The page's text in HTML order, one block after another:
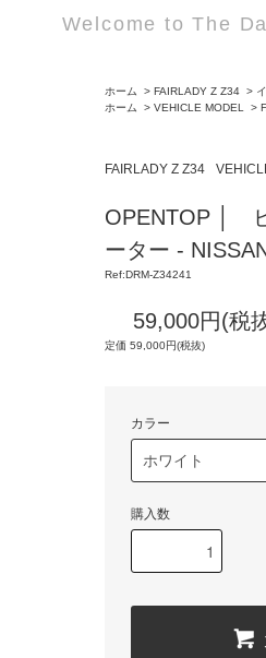
Welcome to The
ホーム > FAIRLADY Z Z34 >
ホーム
> VEHICLE MODEL >
FAIRLADY Z Z34
OPENTOP │
ーター -
Ref:DRM-Z34241
59,000円(税
定価 59,000円(税抜)
カラー
購入数